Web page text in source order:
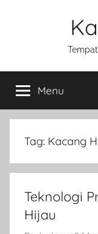
Menu
Tag: Kacang
Teknologi
Hijau